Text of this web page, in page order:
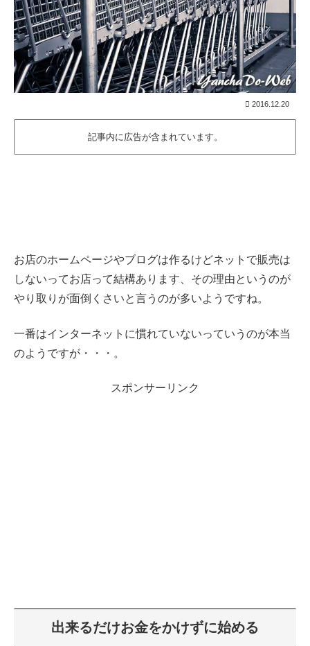
2016.12.20
記事内に広告が含まれています。
お店のホームページやブログは作るけどネットで販売は
しないってお店って結構あります、その理由というのが
やり取りが面倒くさいと言うのが多いようですね。
一番はインターネットに慣れていないっていうのが本当
のようですが・・・。
スポンサーリンク
出来るだけお金をかけずに始める